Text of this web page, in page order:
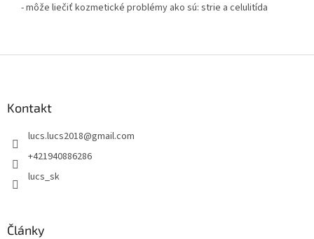
- môže liečiť kozmetické problémy ako sú: strie a celulitída
Kontakt
lucs.lucs2018@gmail.com
+421940886286
lucs_sk
Články